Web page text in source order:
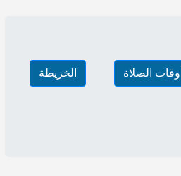
أوقات الصلاة الخريطة